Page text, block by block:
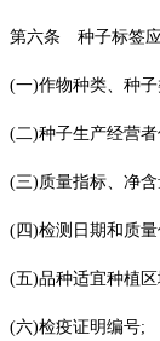
六条 种子标签应
)作物种类、种子
)种子生产经营者
)质量指标、净含
)检测日期和质量
)品种适宜种植区
)检疫证明编号;